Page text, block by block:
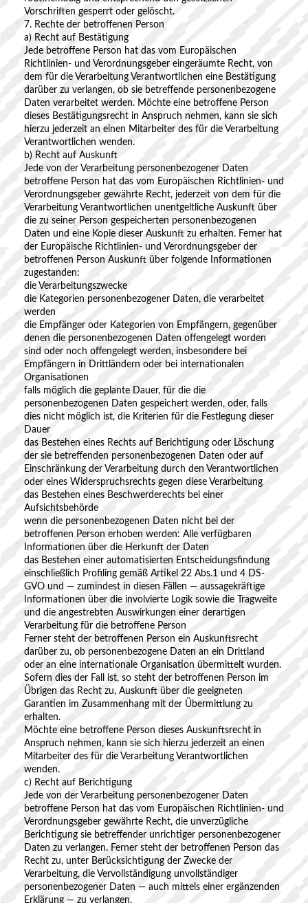
Vorschriften gesperrt oder gelöscht.
7. Rechte der betroffenen Person
a) Recht auf Bestätigung
Jede betroffene Person hat das vom Europäischen
Richtlinien- und Verordnungsgeber eingeräumte Recht, von
dem für die Verarbeitung Verantwortlichen eine Bestätigung
darüber zu verlangen, ob sie betreffende personenbezogene
Daten verarbeitet werden. Möchte eine betroffene Person
dieses Bestätigungsrecht in Anspruch nehmen, kann sie sich
hierzu jederzeit an einen Mitarbeiter des für die Verarbeitung
Verantwortlichen wenden.
b) Recht auf Auskunft
Jede von der Verarbeitung personenbezogener Daten
betroffene Person hat das vom Europäischen Richtlinien- und
Verordnungsgeber gewährte Recht, jederzeit von dem für die
Verarbeitung Verantwortlichen unentgeltliche Auskunft über
die zu seiner Person gespeicherten personenbezogenen
Daten und eine Kopie dieser Auskunft zu erhalten. Ferner hat
der Europäische Richtlinien- und Verordnungsgeber der
betroffenen Person Auskunft über folgende Informationen
zugestanden:
die Verarbeitungszwecke
die Kategorien personenbezogener Daten, die verarbeitet
werden
die Empfänger oder Kategorien von Empfängern, gegenüber
denen die personenbezogenen Daten offengelegt worden
sind oder noch offengelegt werden, insbesondere bei
Empfängern in Drittländern oder bei internationalen
Organisationen
falls möglich die geplante Dauer, für die die
personenbezogenen Daten gespeichert werden, oder, falls
dies nicht möglich ist, die Kriterien für die Festlegung dieser
Dauer
das Bestehen eines Rechts auf Berichtigung oder Löschung
der sie betreffenden personenbezogenen Daten oder auf
Einschränkung der Verarbeitung durch den Verantwortlichen
oder eines Widerspruchsrechts gegen diese Verarbeitung
das Bestehen eines Beschwerderechts bei einer
Aufsichtsbehörde
wenn die personenbezogenen Daten nicht bei der
betroffenen Person erhoben werden: Alle verfügbaren
Informationen über die Herkunft der Daten
das Bestehen einer automatisierten Entscheidungsfindung
einschließlich Profiling gemäß Artikel 22 Abs.1 und 4 DS-
GVO und — zumindest in diesen Fällen — aussagekräftige
Informationen über die involvierte Logik sowie die Tragweite
und die angestrebten Auswirkungen einer derartigen
Verarbeitung für die betroffene Person
Ferner steht der betroffenen Person ein Auskunftsrecht
darüber zu, ob personenbezogene Daten an ein Drittland
oder an eine internationale Organisation übermittelt wurden.
Sofern dies der Fall ist, so steht der betroffenen Person im
Übrigen das Recht zu, Auskunft über die geeigneten
Garantien im Zusammenhang mit der Übermittlung zu
erhalten.
Möchte eine betroffene Person dieses Auskunftsrecht in
Anspruch nehmen, kann sie sich hierzu jederzeit an einen
Mitarbeiter des für die Verarbeitung Verantwortlichen
wenden.
c) Recht auf Berichtigung
Jede von der Verarbeitung personenbezogener Daten
betroffene Person hat das vom Europäischen Richtlinien- und
Verordnungsgeber gewährte Recht, die unverzügliche
Berichtigung sie betreffender unrichtiger personenbezogener
Daten zu verlangen. Ferner steht der betroffenen Person das
Recht zu, unter Berücksichtigung der Zwecke der
Verarbeitung, die Vervollständigung unvollständiger
personenbezogener Daten — auch mittels einer ergänzenden
Erklärung — zu verlangen.